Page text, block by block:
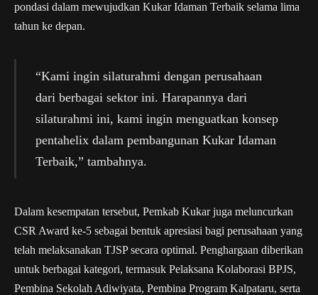
pondasi dalam mewujudkan Kukar Idaman Terbaik selama lima
tahun ke depan.
“Kami ingin silaturahmi dengan perusahaan
dari berbagai sektor ini. Harapannya dari
silaturahmi ini, kami ingin menguatkan konsep
pentahelix dalam pembangunan Kukar Idaman
Terbaik,” tambahnya.
Dalam kesempatan tersebut, Pemkab Kukar juga meluncurkan
CSR Award ke-5 sebagai bentuk apresiasi bagi perusahaan yang
telah melaksanakan TJSP secara optimal. Penghargaan diberikan
untuk berbagai kategori, termasuk Pelaksana Kolaborasi BPJS,
Pembina Sekolah Adiwiyata, Pembina Program Kalpataru, serta